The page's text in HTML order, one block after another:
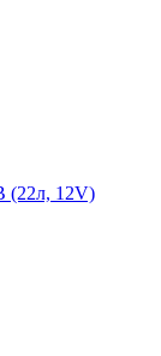
(22л, 12V)